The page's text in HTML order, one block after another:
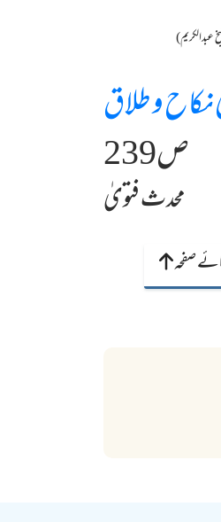
و طلاق
ص239
محدث فتویٰ
صفحہ